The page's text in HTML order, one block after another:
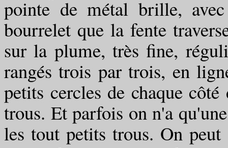
pointe de métal brille,
bourrelet que la fente
sur la plume, très fine,
rangés trois par trois, en
petits cercles de chaque
trous. Et parfois on n'a
les tout petits trous. On